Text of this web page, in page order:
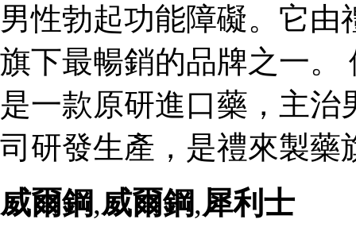
男性勃起功能障礙。它
旗下最暢銷的品牌之一。
是一款原研進口藥，主
司研發生產，是禮來製藥
威爾鋼,威爾鋼,犀利士